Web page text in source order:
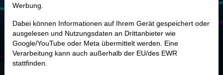
-
MONKEY-TRADER INDIKATOR
72.7 %
Mit 72.7 % Wahrscheinlichkeit wird selbst der unglücklichst agierende Trader
Werbung.
Dabei können Informationen auf Ihrem Gerät gespeichert oder
ausgelesen und Nutzungsdaten an Drittanbieter wie
Google/YouTube oder Meta übermittelt werden. Eine
Verarbeitung kann auch außerhalb der EU/des EWR
stattfinden.